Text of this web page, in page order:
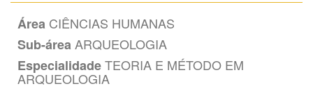
Área CIÊNCIAS HUMANAS
Sub-área ARQUEOLOGIA
EspecialidadeTEORIA E MÉTODO EM
ARQUEOLOGIA